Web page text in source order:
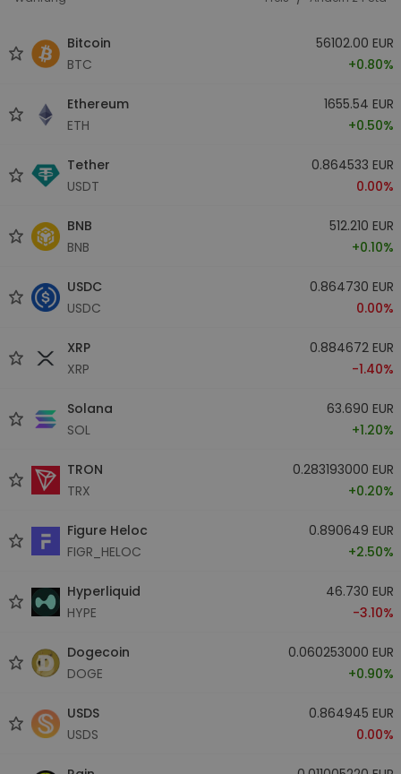
Bitcoin
BTC
56102.00 EUR
+0.80%
Ethereum
ETH
1655.54 EUR
+0.50%
Tether
USDT
0.864533 EUR
0.00%
BNB
BNB
512.210 EUR
+0.10%
USDC
USDC
0.864730 EUR
0.00%
XRP
XRP
0.884672 EUR
-1.40%
Solana
SOL
63.690 EUR
+1.20%
TRON
TRX
0.283193000 EUR
+0.20%
Figure Heloc
FIGR_HELOC
0.890649 EUR
+2.50%
Hyperliquid
HYPE
46.730 EUR
-3.10%
Dogecoin
DOGE
0.060253000 EUR
+0.90%
USDS
USDS
0.864945 EUR
0.00%